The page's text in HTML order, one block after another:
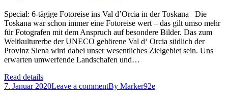
Special: 6-tägige Fotoreise ins Val d’Orcia in der Toskana Die
Toskana war schon immer eine Fotoreise wert – das gilt umso mehr
für Fotografen mit dem Anspruch auf besondere Bilder. Das zum
Weltkulturerbe der UNECO gehörene Val d‘ Orcia südlich der
Provinz Siena wird dabei unser wesentliches Zielgebiet sein. Uns
erwarten umwerfende Landschafen und…
Read details
7. Januar 2020Leave a commentBy Marker92e